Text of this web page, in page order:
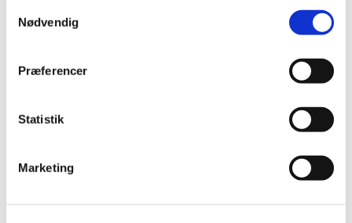
Nødvendig
Præferencer
Statistik
Marketing